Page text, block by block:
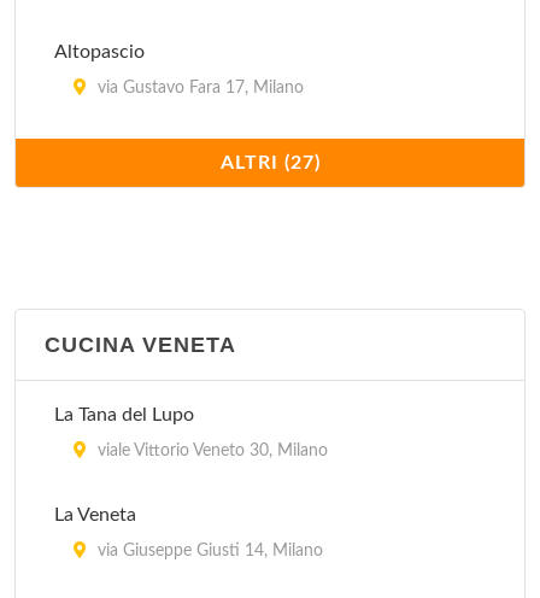
Altopascio
via Gustavo Fara 17, Milano
Antica Pizzera Fiorentina
viale Bligny 41, Milano
Cavallini
Coco Pazzo
Da Bimbi
ALTRI (27)
CUCINA VENETA
La Tana del Lupo
viale Vittorio Veneto 30, Milano
La Veneta
via Giuseppe Giusti 14, Milano